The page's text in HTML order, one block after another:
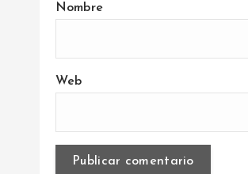
Nombre
Web